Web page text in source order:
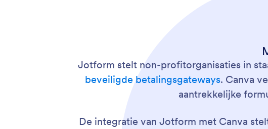
Jotform stelt non-profitorganisaties in
beveiligde betalingsgateways. Canva
aantrekkelijke
De integratie van Jotform met Canva